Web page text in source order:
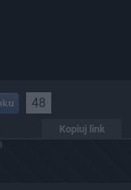
48
Kopiuj link